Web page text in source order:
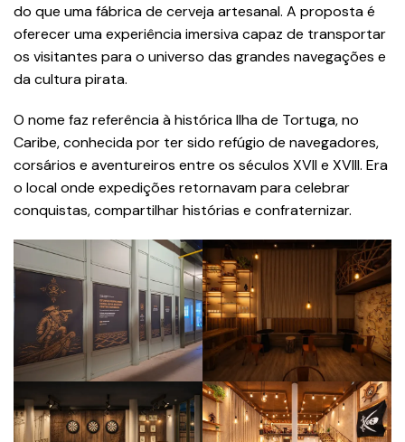
do que uma fábrica de cerveja artesanal. A proposta é
oferecer uma experiência imersiva capaz de transportar
os visitantes para o universo das grandes navegações e
da cultura pirata.
O nome faz referência à histórica Ilha de Tortuga, no
Caribe, conhecida por ter sido refúgio de navegadores,
corsários e aventureiros entre os séculos XVII e XVIII. Era
o local onde expedições retornavam para celebrar
conquistas, compartilhar histórias e confraternizar.